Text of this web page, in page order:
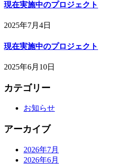
現在実施中のプロジェクト
2025年7月4日
現在実施中のプロジェクト
2025年6月10日
カテゴリー
お知らせ
アーカイブ
2026年7月
2026年6月